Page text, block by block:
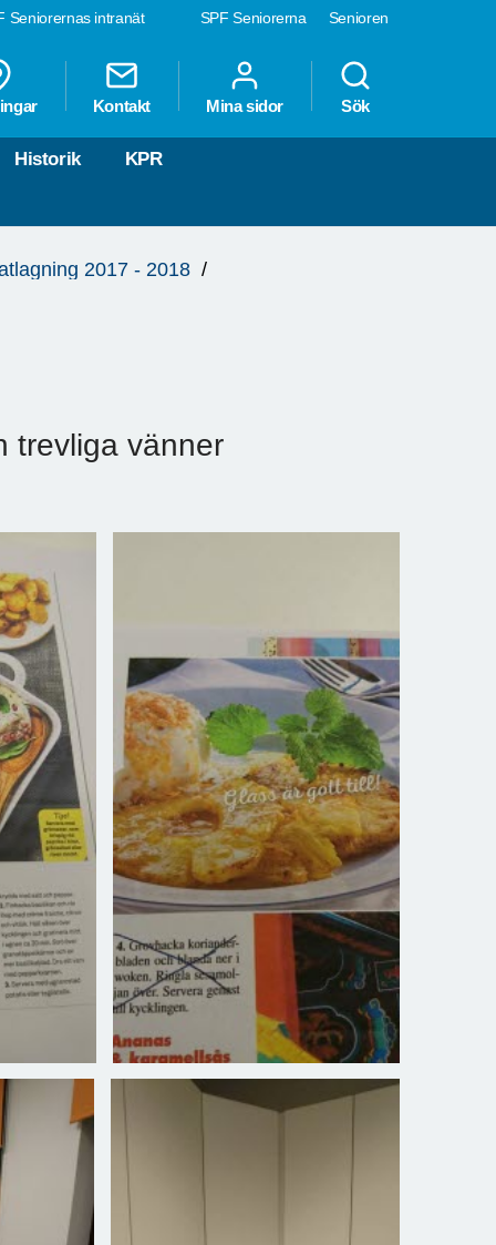
SPF Seniorerna Senioren
Seniorernas intranät
Kontakt Mina sidor Sök
Historik KPR
2017 - 2018
trevliga vänner